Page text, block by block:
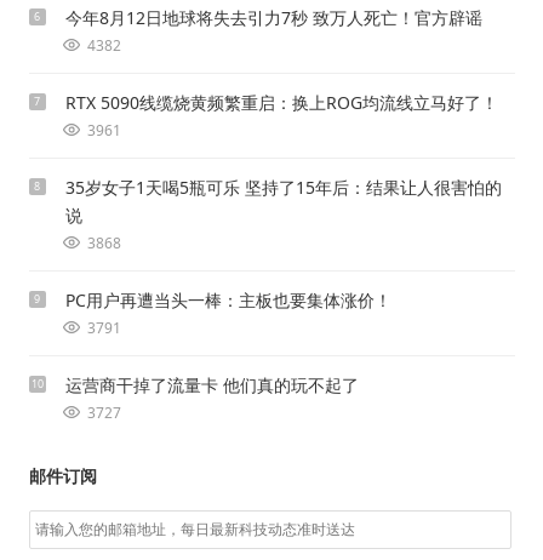
6 今年8月12日地球将失去引力7秒 致万人死亡！官方辟谣
4382
7 RTX 5090线缆烧黄频繁重启：换上ROG均流线立马好了！
3961
8
35岁女子1天喝5瓶可乐 坚持了15年后：结果让人很害怕的
说
3868
9 PC用户再遭当头一棒：主板也要集体涨价！
3791
10 运营商干掉了流量卡 他们真的玩不起了
3727
邮件订阅